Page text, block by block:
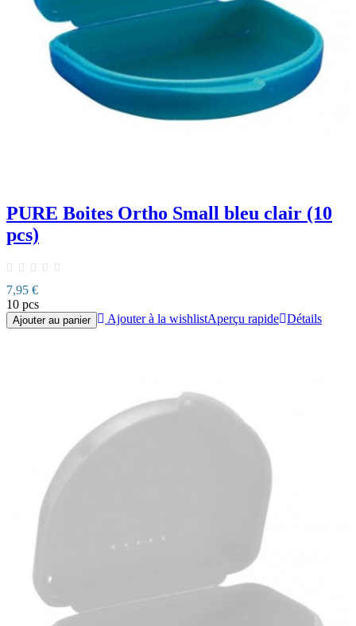
PURE Boites Ortho Small bleu clair (10
pcs)
7,95 €
10 pcs
Ajouter au panier Ajouter à la wishlistAperçu rapide Détails